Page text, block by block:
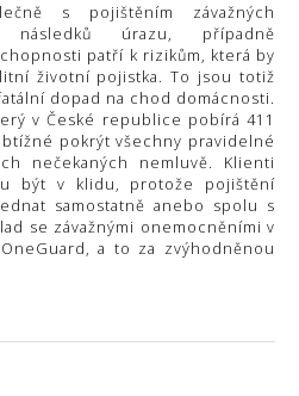
s pojištěním závažných
následků úrazu, případně
patří k rizikům, která by
životní pojistka. To jsou totiž
dopad na chod domácnosti.
v České republice pobírá 411
pokrýt všechny pravidelné
nečekaných nemluvě. Klienti
být v klidu, protože pojištění
samostatně anebo spolu s
se závažnými onemocněními v
a to za zvýhodněnou